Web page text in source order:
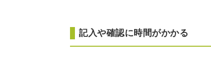
記入や確認に時間がかかる